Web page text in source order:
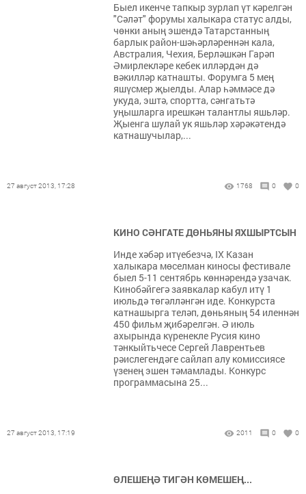
Быел икенче тапкыр зурлап үт кәрелгән
"Сәләт" форумы халыкара статус алды,
чөнки аның эшендә Татарстанның
барлык район-шәһәрләреннән кала,
Австралия, Чехия, Берләшкән Гарәп
Әмирлекләре кебек илләрдән дә
вәкилләр катнашты. Форумга 5 мең
яшүсмер җыелды. Алар һәммәсе дә
укуда, эштә, спортта, сәнгатьтә
уңышларга ирешкән талантлы яшьләр.
Җыенга шулай ук яшьләр хәрәкәтендә
катнашучылар,...
27 август 2013, 17:28 1768 0 0
КИНО СӘНГАТЕ ДӨНЬЯНЫ ЯХШЫРТСЫН
Инде хәбәр итүебезчә, IX Казан
халыкара мөселман киносы фестивале
быел 5-11 сентябрь көннәрендә узачак.
Кинобәйгегә заявкалар кабул итү 1
июльдә төгәлләнгән иде. Конкурста
катнашырга теләп, дөньяның 54 иленнән
450 фильм җибәрелгән. Ә июль
ахырында күренекле Русия кино
тәнкыйтьчесе Сергей Лаврентьев
рәислегендәге сайлап алу комиссиясе
үзенең эшен тәмамлады. Конкурс
программасына 25...
27 август 2013, 17:19 2011 0 0
ӨЛЕШЕҢӘ ТИГӘН КӨМЕШЕҢ...